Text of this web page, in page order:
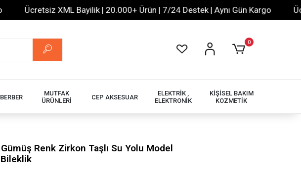
Ücretsiz XML Bayilik | 20.000+ Ürün | 7/24 Destek | Aynı Gün Kargo
0
MUTFAK
ÜRÜNLERİ
CEP AKSESUAR
ELEKTRİK ,
ELEKTRONİK
KİŞİSEL BAKIM
KOZMETİK
Renk Zirkon Taşlı Su Yolu Model
Bileklik